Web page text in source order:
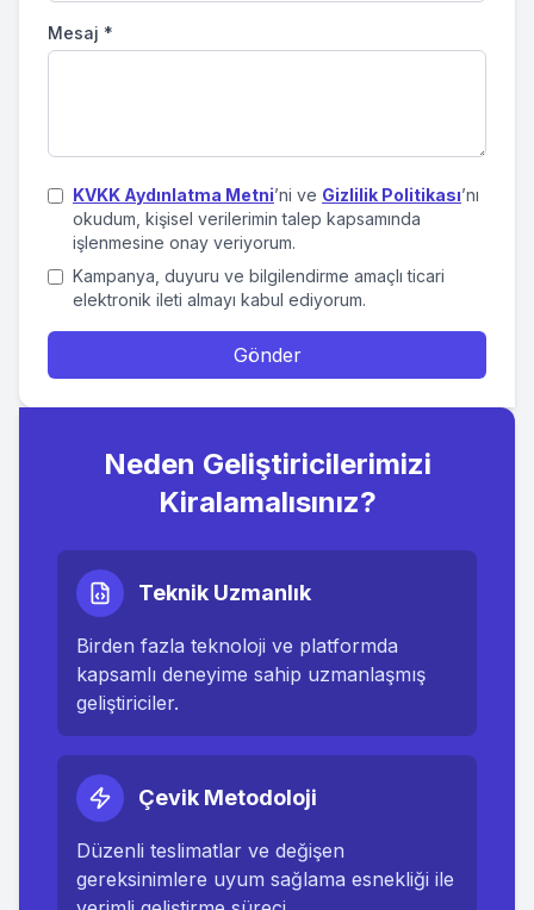
Mesaj *
KVKK Aydınlatma Metni’ni ve Gizlilik Politikası’nı
okudum, kişisel verilerimin talep kapsamında
işlenmesine onay veriyorum.
Kampanya, duyuru ve bilgilendirme amaçlı ticari
elektronik ileti almayı kabul ediyorum.
Gönder
Neden Geliştiricilerimizi
Kiralamalısınız?
Teknik Uzmanlık
Birden fazla teknoloji ve platformda
kapsamlı deneyime sahip uzmanlaşmış
geliştiriciler.
Çevik Metodoloji
Düzenli teslimatlar ve değişen
gereksinimlere uyum sağlama esnekliği ile